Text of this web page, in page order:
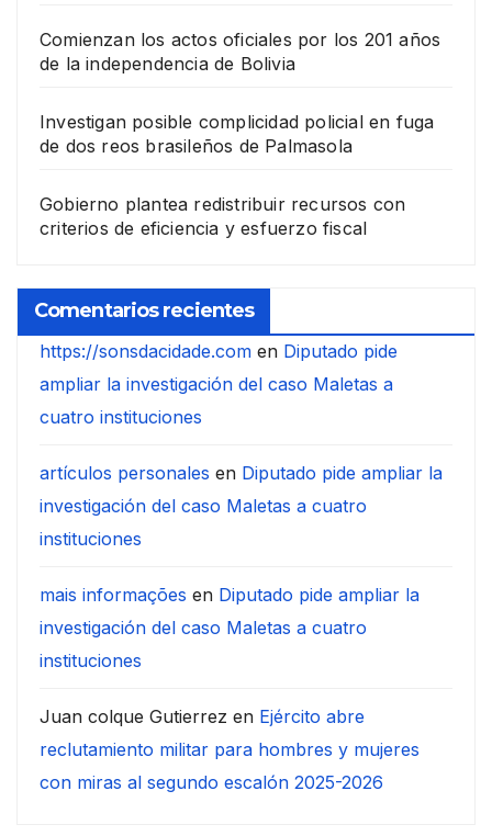
Comienzan los actos oficiales por los 201 años
de la independencia de Bolivia
Investigan posible complicidad policial en fuga
de dos reos brasileños de Palmasola
Gobierno plantea redistribuir recursos con
criterios de eficiencia y esfuerzo fiscal
Comentarios recientes
https://sonsdacidade.com en Diputado pide
ampliar la investigación del caso Maletas a
cuatro instituciones
artículos personales en Diputado pide ampliar la
investigación del caso Maletas a cuatro
instituciones
mais informações en Diputado pide ampliar la
investigación del caso Maletas a cuatro
instituciones
Juan colque Gutierrez en Ejército abre
reclutamiento militar para hombres y mujeres
con miras al segundo escalón 2025-2026